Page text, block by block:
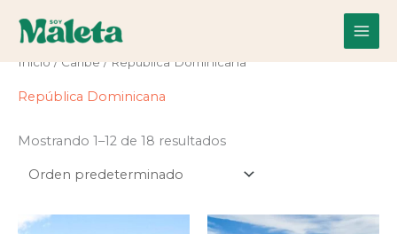
contenido
Inicio/Caribe/ República Dominicana
República Dominicana
Mostrando 1–12 de 18 resultados